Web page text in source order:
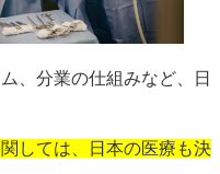
、分業の仕組みなど、日
しては、日本の医療も決